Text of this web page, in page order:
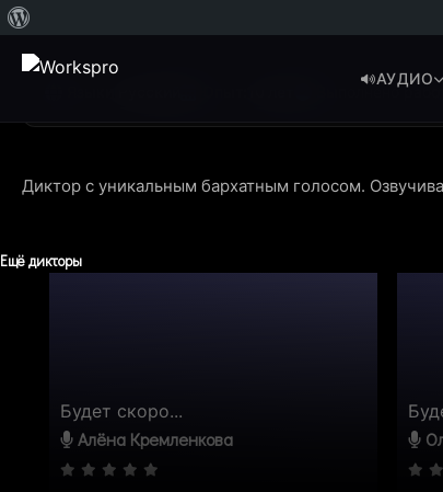
WordPress
АУДИО
Выполнено работ:
Диктор с уникальным бархатным голосом.
Ещё дикторы
Алёна Кремленкова
Будет скоро...